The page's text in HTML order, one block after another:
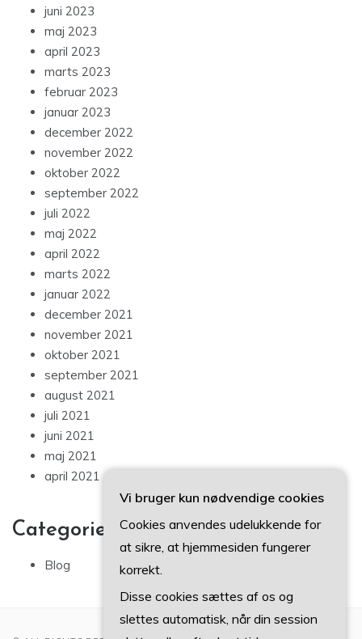
juni 2023
maj 2023
april 2023
marts 2023
februar 2023
januar 2023
december 2022
november 2022
oktober 2022
september 2022
juli 2022
maj 2022
april 2022
marts 2022
januar 2022
december 2021
november 2021
oktober 2021
september 2021
august 2021
juli 2021
juni 2021
maj 2021
april 2021
Categories
Blog
Vi bruger kun nødvendige cookies
Cookies anvendes udelukkende for
at sikre, at hjemmesiden fungerer
korrekt.
Disse cookies sættes af os og
slettes automatisk, når din session